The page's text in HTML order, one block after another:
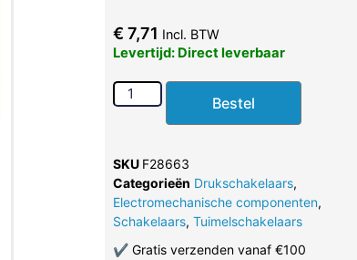
€ 7,71 Incl. BTW
Levertijd: Direct leverbaar
Bestel
SKU F28663
Categorieën Drukschakelaars,
Electromechanische componenten,
Schakelaars, Tuimelschakelaars
✔Gratis verzenden vanaf €100